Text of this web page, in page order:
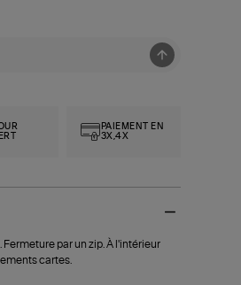
PAIEMENT EN
3X,4X
par un zip. À l'intérieur
cartes.